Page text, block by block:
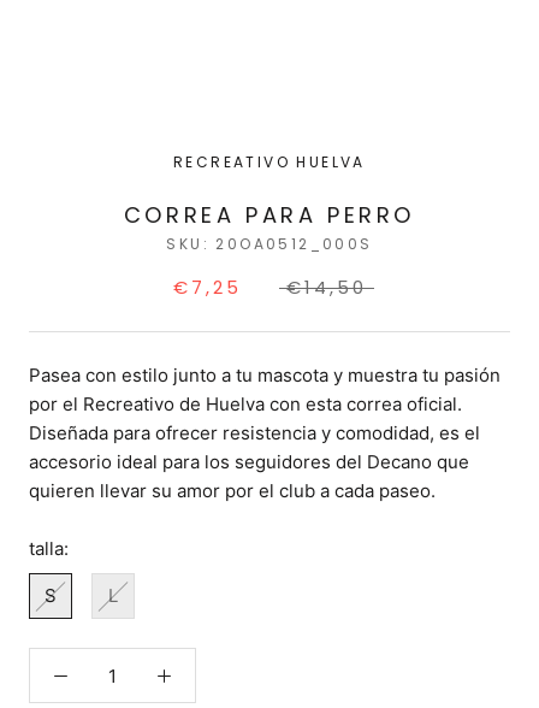
RECREATIVO HUELVA
CORREA PARA PERRO
SKU: 20OA0512_000S
€7,25 €14,50
Pasea con estilo junto a tu mascota y muestra tu pasión
por el Recreativo de Huelva con esta correa oficial.
Diseñada para ofrecer resistencia y comodidad, es el
accesorio ideal para los seguidores del Decano que
quieren llevar su amor por el club a cada paseo.
talla:
S L